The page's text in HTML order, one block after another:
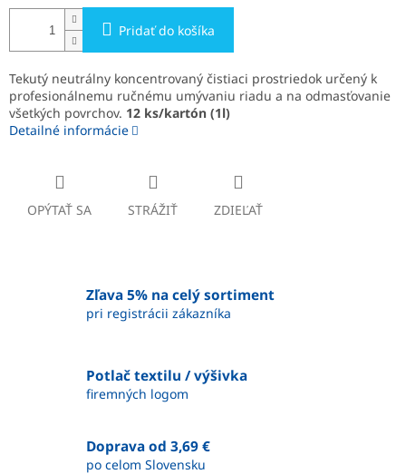
Pridať do košíka
Tekutý neutrálny koncentrovaný čistiaci prostriedok určený k
profesionálnemu ručnému umývaniu riadu a na odmasťovanie
všetkých povrchov. 12 ks/kartón (1l)
Detailné informácie
OPÝTAŤ SA STRÁŽIŤ ZDIEĽAŤ
Zľava 5% na celý sortiment
pri registrácii zákazníka
Potlač textilu / výšivka
firemných logom
Doprava od 3,69 €
po celom Slovensku